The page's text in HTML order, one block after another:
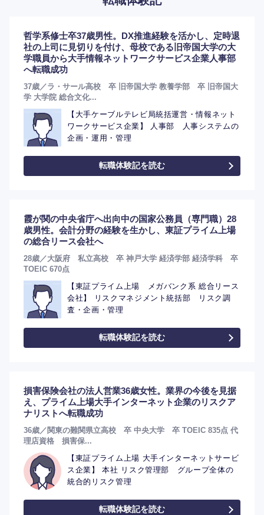
選択する
選択する
選択する
選択する
哲学系修士卒37歳男性。DX推進経験を活かし、定時退
社の上司に見切りを付け、母校である旧帝国大学の大
学職員から大手情報ネットワークサービス企業人事部
へ転職成功
37歳／ラ・サール高校 卒 旧帝国大学 教養学部 卒 旧帝国大
学 大学院 総合文化...
【大手ケーブルテレビ局統括運営・情報ネット
ワークサービス企業】 人事部 人事システムの
企画・運用・管理
転職体験記を読む
霞が関の中央省庁へ出向中の国家公務員（専門職）28
歳男性。会計分野の経験を生かし、東証プライム上場
の総合リース会社へ
28歳／大阪府 私立高校 卒 神戸大学 経済学部 経済学科 卒
TOEIC 670点
【東証プライム上場 メガバンク系 総合リース
会社】 リスクマネジメント統括部 リスク調
査・企画・管理
転職体験記を読む
損害保険会社の法人営業36歳女性。業界の今後を見据
え、プライム上場大手インターネット企業のリスクア
ナリストへ転職成功
36歳／関東の難関県立高校 卒 中央大学 卒 TOEIC 835点 代
理店資格 損害保...
【東証プライム上場 大手インターネットサービ
ス企業】 本社 リスク管理部 グループ全体の
統合的リスク管理
転職体験記を読む